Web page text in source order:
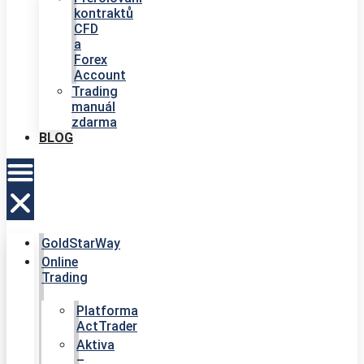
kontraktů
CFD
a
Forex
Account
Trading
manuál
zdarma
BLOG
GoldStarWay
Online
Trading
Platforma
ActTrader
Aktiva
–